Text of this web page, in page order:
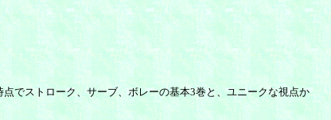
でストローク、サーブ、ボレーの基本3巻と、ユニークな視点か